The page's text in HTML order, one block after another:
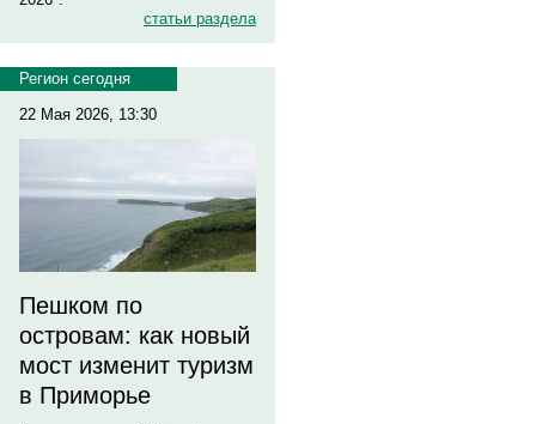
статьи раздела
Регион сегодня
22 Мая 2026, 13:30
Пешком по
островам: как новый
мост изменит туризм
в Приморье